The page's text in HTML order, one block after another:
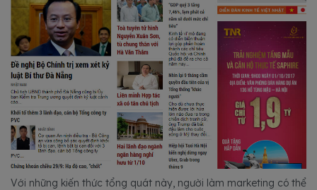
Với những kiến thức tổng quát này, người làm marketing có thể